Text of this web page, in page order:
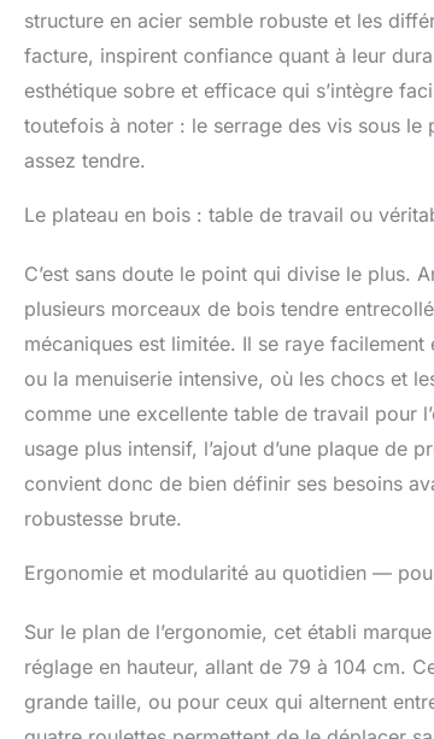
structure en acier semble robuste et les
facture, inspirent confiance quant à leur
esthétique sobre et efficace qui s’intègre
toutefois à noter : le serrage des vis sous le
assez tendre.
Le plateau en bois : table de travail ou
C’est sans doute le point qui divise le plus.
plusieurs morceaux de bois tendre
mécaniques est limitée. Il se raye
ou la menuiserie intensive, où les chocs et
comme une excellente table de travail pour
usage plus intensif, l’ajout d’une plaque de
convient donc de bien définir ses besoins
robustesse brute.
Ergonomie et modularité au quotidien —
Sur le plan de l’ergonomie, cet établi
réglage en hauteur, allant de 79 à 104 cm.
grande taille, ou pour ceux qui alternent